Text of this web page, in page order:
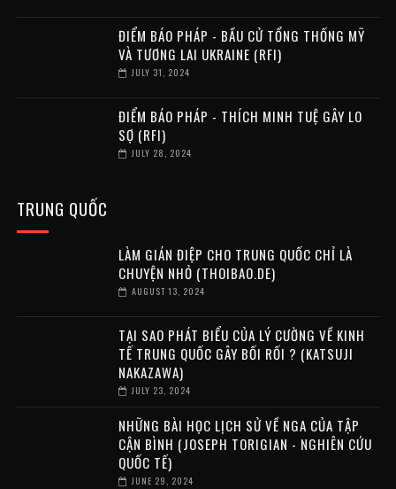
ĐIỂM BÁO PHÁP - BẦU CỬ TỔNG THỐNG MỸ
VÀ TƯƠNG LAI UKRAINE (RFI)
JULY 31, 2024
ĐIỂM BÁO PHÁP - THÍCH MINH TUỆ GÂY LO
SỢ (RFI)
JULY 28, 2024
TRUNG QUỐC
LÀM GIÁN ĐIỆP CHO TRUNG QUỐC CHỈ LÀ
CHUYỆN NHỎ (THOIBAO.DE)
AUGUST 13, 2024
TẠI SAO PHÁT BIỂU CỦA LÝ CƯỜNG VỀ KINH
TẾ TRUNG QUỐC GÂY BỐI RỐI ? (KATSUJI
NAKAZAWA)
JULY 23, 2024
NHỮNG BÀI HỌC LỊCH SỬ VỀ NGA CỦA TẬP
CẬN BÌNH (JOSEPH TORIGIAN - NGHIÊN CỨU
QUỐC TẾ)
JUNE 29, 2024